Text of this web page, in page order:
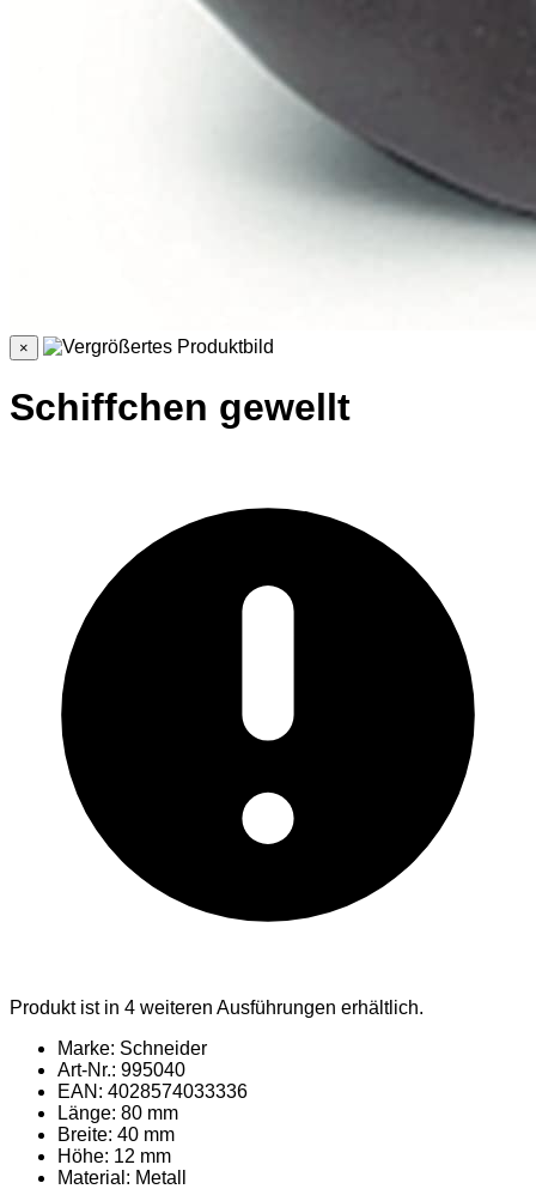
×
Schiffchen gewellt
Produkt ist in 4 weiteren Ausführungen erhältlich.
Marke: Schneider
Art-Nr.: 995040
EAN: 4028574033336
Länge: 80 mm
Breite: 40 mm
Höhe: 12 mm
Material : Metall